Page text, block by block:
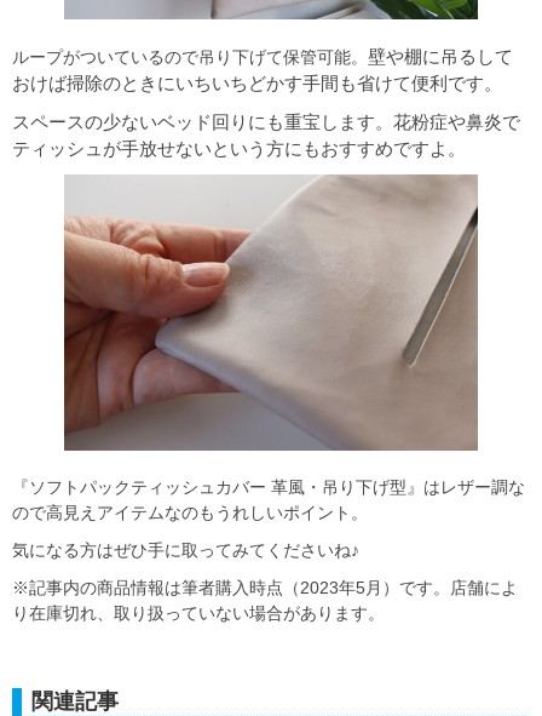
ループがついているので吊り下げて保管可能。 壁や棚に吊るして
おけば掃除のときにいちいちどかす手間も省けて便利です。
スペースの少ないベッド回りにも重宝します。 花粉症や鼻炎で
ティッシュが手放せないという方にもおすすめですよ。
『ソフトパックティッシュカバー 革風・吊り下げ型』はレザー調な
ので高見えアイテムなのもうれしいポイント。
気になる方はぜひ手に取ってみてくださいね♪
※記事内の商品情報は筆者購入時点（2023年5月）です。店舗によ
り在庫切れ、取り扱っていない場合があります。
関連記事